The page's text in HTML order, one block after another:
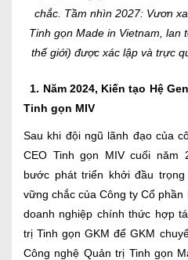
chắc. Tầm nhìn 2027: Vươn
Tinh gọn Made in Vietnam, lan
thế giới) được xác lập và trực
1. Năm 2024, Kiến tạo Hệ
Tinh gọn MIV
Sau khi đội ngũ lãnh đạo của
CEO Tinh gọn MIV cuối năm
bước phát triển khởi đầu
vững chắc của Công ty Cổ
doanh nghiệp chính thức hợp
trị Tinh gọn GKM để GKM
Công nghệ Quản trị Tinh gọn